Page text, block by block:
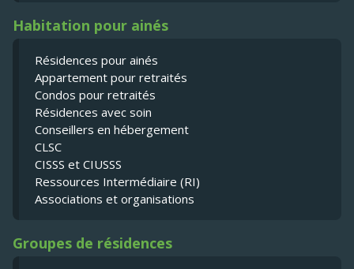
Habitation pour ainés
Résidences pour ainés
Appartement pour retraités
Condos pour retraités
Résidences avec soin
Conseillers en hébergement
CLSC
CISSS et CIUSSS
Ressources Intermédiaire (RI)
Associations et organisations
Groupes de résidences